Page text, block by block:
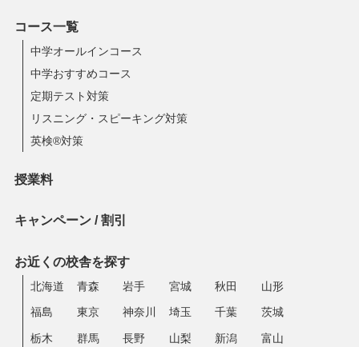
コース一覧
中学オールインコース
中学おすすめコース
定期テスト対策
リスニング・スピーキング対策
英検®対策
授業料
キャンペーン / 割引
お近くの校舎を探す
北海道 青森 岩手 宮城 秋田 山形
福島 東京 神奈川 埼玉 千葉 茨城
栃木 群馬 長野 山梨 新潟 富山